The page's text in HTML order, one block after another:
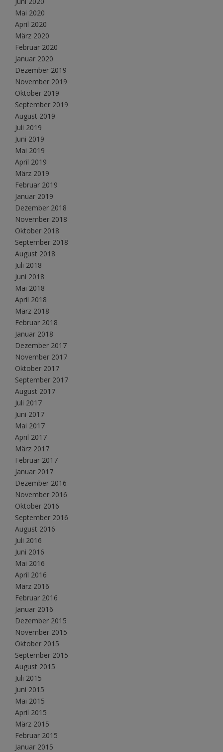
Mai 2020
April 2020
März 2020
Februar 2020
Januar 2020
Dezember 2019
November 2019
Oktober 2019
September 2019
August 2019
Juli 2019
Juni 2019
Mai 2019
April 2019
März 2019
Februar 2019
Januar 2019
Dezember 2018
November 2018
Oktober 2018
September 2018
August 2018
Juli 2018
Juni 2018
Mai 2018
April 2018
März 2018
Februar 2018
Januar 2018
Dezember 2017
November 2017
Oktober 2017
September 2017
August 2017
Juli 2017
Juni 2017
Mai 2017
April 2017
März 2017
Februar 2017
Januar 2017
Dezember 2016
November 2016
Oktober 2016
September 2016
August 2016
Juli 2016
Juni 2016
Mai 2016
April 2016
März 2016
Februar 2016
Januar 2016
Dezember 2015
November 2015
Oktober 2015
September 2015
August 2015
Juli 2015
Juni 2015
Mai 2015
April 2015
März 2015
Februar 2015
Januar 2015